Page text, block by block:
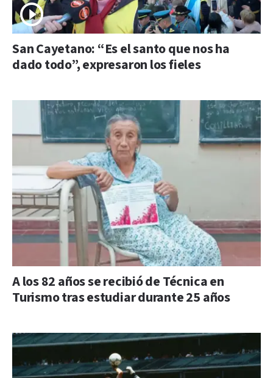
San Cayetano: “Es el santo que nos ha
dado todo”, expresaron los fieles
A los 82 años se recibió de Técnica en
Turismo tras estudiar durante 25 años